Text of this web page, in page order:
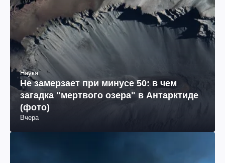
Наука
Не замерзает при минусе 50: в чем
загадка "мертвого озера" в Антарктиде
(фото)
Вчера